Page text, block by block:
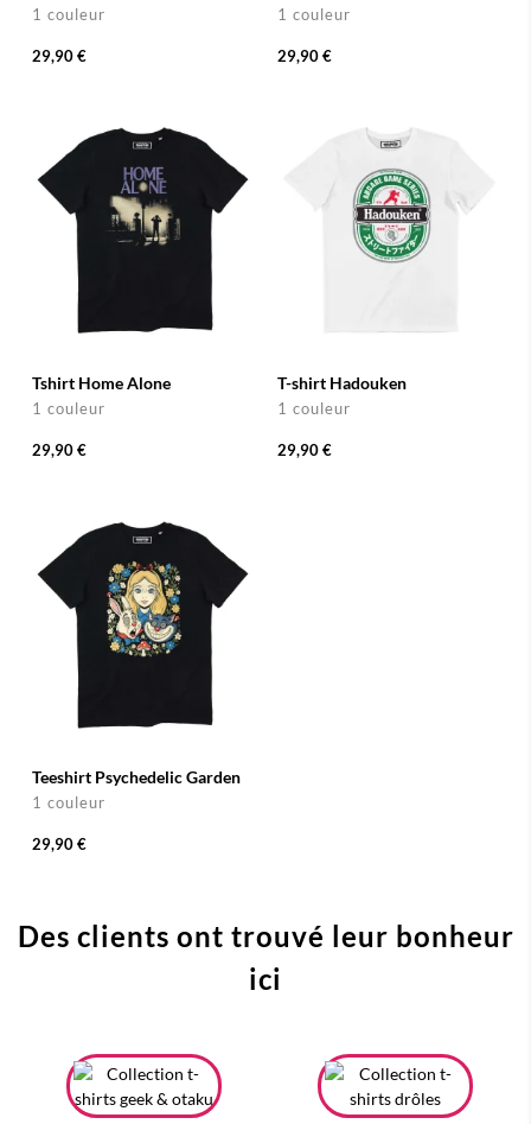
1 couleur
29,90 €
1 couleur
29,90 €
Tshirt Home Alone
1 couleur
29,90 €
T-shirt Hadouken
1 couleur
29,90 €
Teeshirt Psychedelic Garden
1 couleur
29,90 €
Des clients ont trouvé leur bonheur
ici